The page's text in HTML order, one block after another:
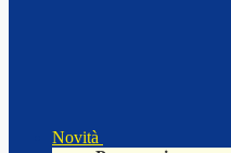
Novità